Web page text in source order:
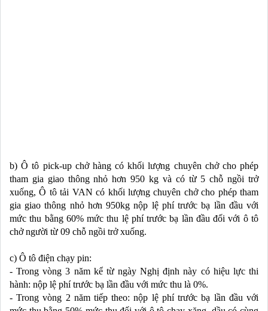
b) Ô tô pick-up chở hàng có khối lượng chuyên chở cho phép
tham gia giao thông nhỏ hơn 950 kg và có từ 5 chỗ ngồi trở
xuống, Ô tô tải VAN có khối lượng chuyên chở cho phép tham
gia giao thông nhỏ hơn 950kg nộp lệ phí trước bạ lần đầu với
mức thu bằng 60% mức thu lệ phí trước bạ lần đầu đối với ô tô
chở người từ 09 chỗ ngồi trở xuống.
c) Ô tô điện chạy pin:
- Trong vòng 3 năm kể từ ngày Nghị định này có hiệu lực thi
hành: nộp lệ phí trước bạ lần đầu với mức thu là 0%.
- Trong vòng 2 năm tiếp theo: nộp lệ phí trước bạ lần đầu với